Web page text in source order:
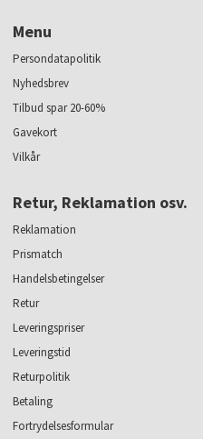
Menu
Persondatapolitik
Nyhedsbrev
Tilbud spar 20-60%
Gavekort
Vilkår
Retur, Reklamation osv.
Reklamation
Prismatch
Handelsbetingelser
Retur
Leveringspriser
Leveringstid
Returpolitik
Betaling
Fortrydelsesformular